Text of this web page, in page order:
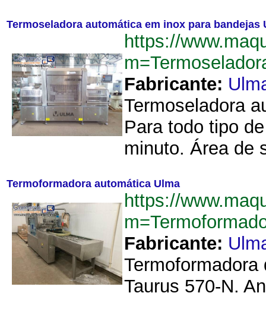
Termoseladora automática em inox para bandejas
https://
Fabricante:
Termoseladora
Para todo tipo
minuto. Área de
Termoformadora automática Ulma
https://
Fabricante:
Taurus 570-N.